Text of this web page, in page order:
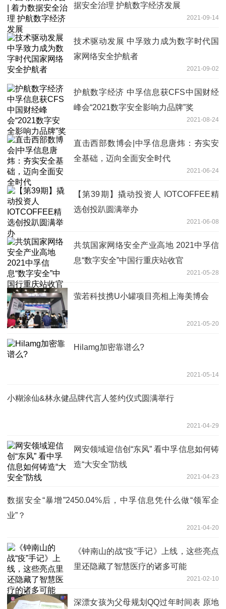
据安全治理 护航数字经济发展
2021-09-14
技术驱动发展 中孚致力成为数字时代国
家网络安全护航者
2021-09-02
护航数字经济 中孚信息获CFS中国财经
峰会“2021数字安全影响力品牌”奖
2021-08-24
直击西部数博会|中孚信息唐炜：夯实安
全基础，迈向全面安全时代
2021-06-24
【第39期】撬动投资人 IOTCOFFEE精
选创投趴圆满举办
2021-06-08
共筑国家网络安全产业高地 2021中孚信
息“数字安全”中国行重庆站收官
2021-05-28
萤若科技携U小罐项目亮相上海美博会
2021-05-20
Hilamg加密靠谱么?
2021-05-14
小糊涂仙&林永健品牌代言人签约仪式圆满举行
2021-04-29
网安领域迎信创“东风” 看中孚信息如何铸
造“大安全”防线
2021-04-23
数据安全“暴增”2450.04%后，中孚信息凭什么做“领军企
业”？
2021-04-20
《钟南山的战“疫”手记》上线，这些亮点
里还隐藏了智慧医疗的诸多可能
2021-02-10
深漂女孩为父母规划QQ过年时间表 原地